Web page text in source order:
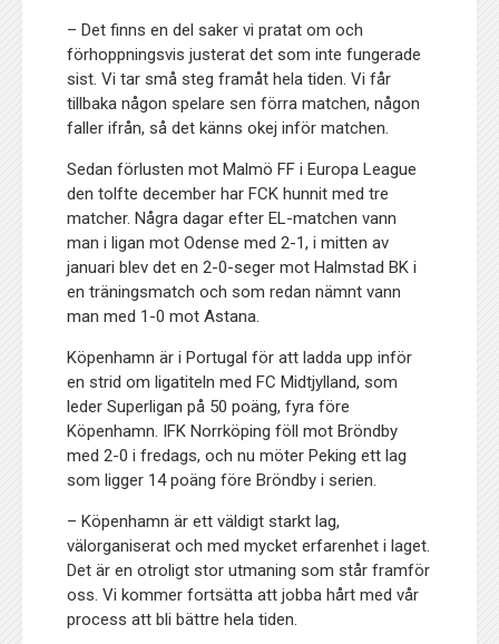
– Det finns en del saker vi pratat om och
förhoppningsvis justerat det som inte fungerade
sist. Vi tar små steg framåt hela tiden. Vi får
tillbaka någon spelare sen förra matchen, någon
faller ifrån, så det känns okej inför matchen.
Sedan förlusten mot Malmö FF i Europa League
den tolfte december har FCK hunnit med tre
matcher. Några dagar efter EL-matchen vann
man i ligan mot Odense med 2-1, i mitten av
januari blev det en 2-0-seger mot Halmstad BK i
en träningsmatch och som redan nämnt vann
man med 1-0 mot Astana.
Köpenhamn är i Portugal för att ladda upp inför
en strid om ligatiteln med FC Midtjylland, som
leder Superligan på 50 poäng, fyra före
Köpenhamn. IFK Norrköping föll mot Bröndby
med 2-0 i fredags, och nu möter Peking ett lag
som ligger 14 poäng före Bröndby i serien.
– Köpenhamn är ett väldigt starkt lag,
välorganiserat och med mycket erfarenhet i laget.
Det är en otroligt stor utmaning som står framför
oss. Vi kommer fortsätta att jobba hårt med vår
process att bli bättre hela tiden.